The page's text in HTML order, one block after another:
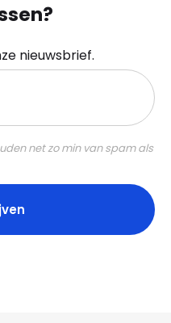
nieuwsbrief.
net zo min van spam als